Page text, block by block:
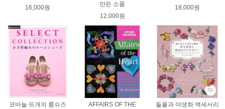
16,000원
만든 소품
12,000원
18,000원
코바늘 뜨개의 룸슈즈
AFFAIRS OF THE
들풀과 야생화 액세서리